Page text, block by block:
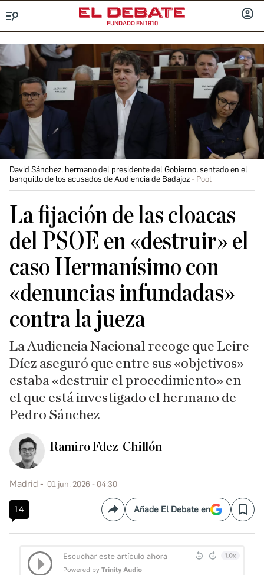
FUNDADO EN 1910
David Sánchez, hermano del presidente del Gobierno, sentado en el
banquillo de los acusados de Audiencia de Badajoz
Pool
La fijación de las cloacas
del PSOE en «destruir» el
caso Hermanísimo con
«denuncias infundadas»
contra la jueza
La Audiencia Nacional recoge que Leire
Díez aseguró que entre sus «objetivos»
estaba «destruir el procedimiento» en
el que está investigado el hermano de
Pedro Sánchez
Ramiro Fdez-Chillón
Madrid 01 jun. 2026 - 04:30
14 CompartirAñade El Debate en Save